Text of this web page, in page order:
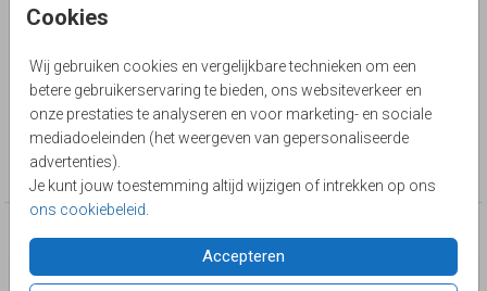
Cookies
Wij gebruiken cookies en vergelijkbare technieken om een
betere gebruikerservaring te bieden, ons websiteverkeer en
onze prestaties te analyseren en voor marketing- en sociale
mediadoeleinden (het weergeven van gepersonaliseerde
advertenties).
Je kunt jouw toestemming altijd wijzigen of intrekken op ons
ons cookiebeleid
Accepteren
Omschrijving
met goud kleurige sterren. Alles staat los op dit kaartje en
is aan te passen!
Collectie
kraamborrelkaartjes
Deze producten zijn wellicht ook iets voor je